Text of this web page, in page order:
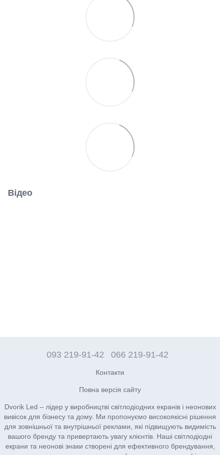
Відео
093 219-91-42 066 219-91-42
Контакти
Повна версія сайту
Dvorik Led – лідер у виробництві світлодіодних екранів і неонових
вивісок для бізнесу та дому. Ми пропонуємо високоякісні рішення
для зовнішньої та внутрішньої реклами, які підвищують видимість
вашого бренду та привертають увагу клієнтів. Наші світлодіодні
екрани та неонові знаки створені для ефективного брендування,